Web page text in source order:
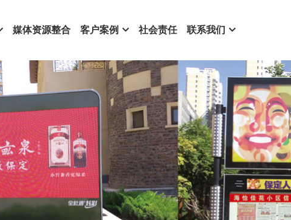
媒体资源整合 客户案例 社会责任 联系我们